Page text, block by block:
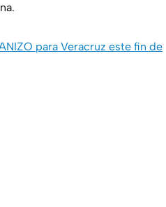
para Veracruz este fin de